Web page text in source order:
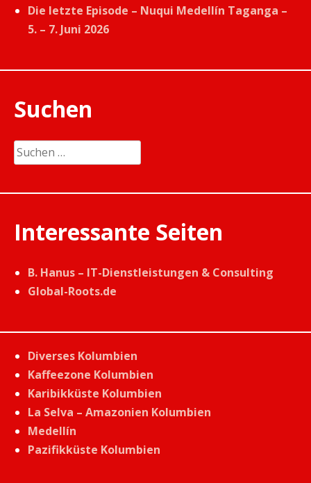
Die letzte Episode – Nuqui Medellín Taganga –
5. – 7. Juni 2026
Suchen
Suchen
nach:
Interessante Seiten
B. Hanus – IT-Dienstleistungen & Consulting
Global-Roots.de
Diverses Kolumbien
Kaffeezone Kolumbien
Karibikküste Kolumbien
La Selva – Amazonien Kolumbien
Medellín
Pazifikküste Kolumbien